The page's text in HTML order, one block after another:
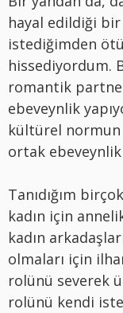
hayal edildiği
istediğimden
hissediyordum.
romantik
ebeveynlik
kültürel
ortak ebeveynlik
Tanıdığım
kadın için
kadın
olmaları için
rolünü severek
rolünü kendi